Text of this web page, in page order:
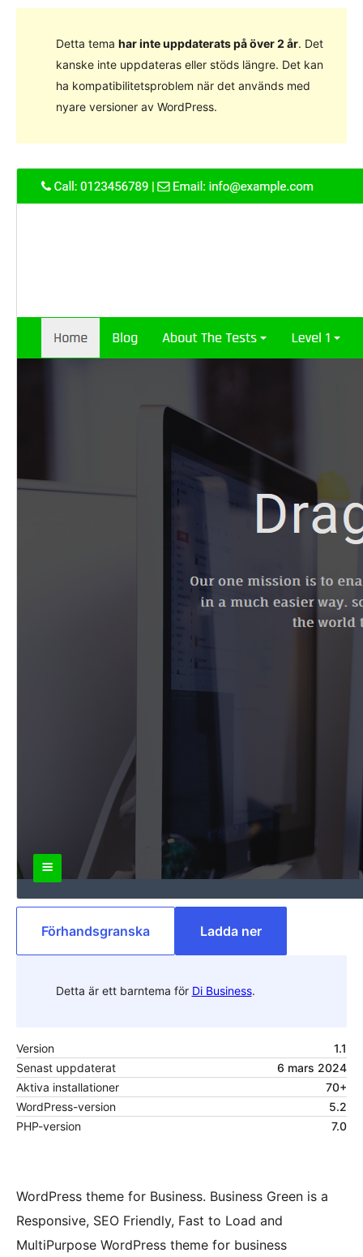
Detta tema har inte uppdaterats på över 2 år. Det
kanske inte uppdateras eller stöds längre. Det kan
ha kompatibilitetsproblem när det används med
nyare versioner av WordPress.
Förhandsgranska Ladda ner
Detta är ett barntema för Di Business.
Version
1.1
Senast uppdaterat
6 mars 2024
Aktiva installationer
70+
WordPress-version
5.2
PHP-version
7.0
WordPress theme for Business. Business Green is a
Responsive, SEO Friendly, Fast to Load and
MultiPurpose WordPress theme for business